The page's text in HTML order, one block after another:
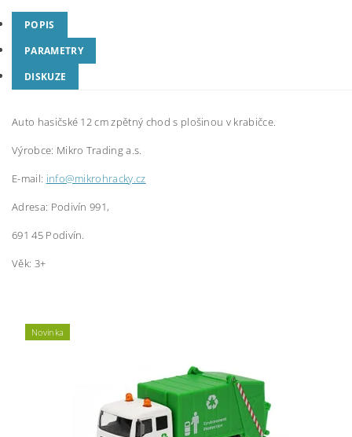
POPIS
PARAMETRY
DISKUZE
Auto hasičské 12 cm zpětný chod s plošinou v krabičce.
Výrobce: Mikro Trading a.s.
E-mail: info@mikrohracky.cz
Adresa: Podivín 991,
691 45 Podivín.
Věk: 3+
Novinka